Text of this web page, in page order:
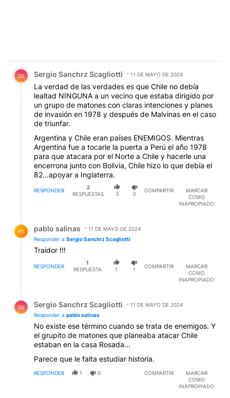
Comentario de Sergio Sanchrz Scagliotti.
SS Sergio Sanchrz Scagliotti 11 DE MAYO DE 2024
La verdad de las verdades es que Chile no debía
lealtad NINGUNA a un vecino que estaba dirigido por
un grupo de matones con claras intenciones y planes
de invasión en 1978 y después de Malvinas en el caso
de triunfar.
Argentina y Chile eran países ENEMIGOS. Mientras
Argentina fue a tocarle la puerta a Perú el año 1978
para que atacara por el Norte a Chile y hacerle una
encerrona junto con Bolivia, Chile hizo lo que debía el
82...apoyar a Inglaterra.
RESPONDER
2
RESPUESTAS
3 0
COMPARTIR
MARCAR
COMO
INAPROPIADO
PS pablo salinas
11 DE MAYO DE 2024
Responder a Sergio Sanchrz Scagliotti
Traidor !!!
RESPONDER
1
RESPUESTA
1 1
COMPARTIR
MARCAR
COMO
INAPROPIADO
SS Sergio Sanchrz Scagliotti
11 DE MAYO DE 2024
Responder a pablo salinas
No existe ese término cuando se trata de enemigos. Y
el grupito de matones que planeaba atacar Chile
estaban en la casa Rosada...
Parece que le falta estudiar historia.
RESPONDER 1 0 COMPARTIR
MARCAR
COMO
INAPROPIADO